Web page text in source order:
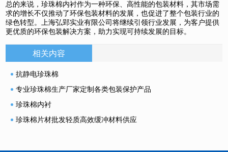
总的来说，珍珠棉内衬作为一种环保、高性能的包装材料，其市场需
求的增长不仅推动了环保包装材料的发展，也促进了整个包装行业的
绿色转型。上海弘郢实业有限公司将继续引领行业发展，为客户提供
更优质的环保包装解决方案，助力实现可持续发展的目标。
相关内容
抗静电珍珠棉
专业珍珠棉生产厂家定制各类包装保护产品
珍珠棉内衬
珍珠棉片材批发轻质高效缓冲材料供应